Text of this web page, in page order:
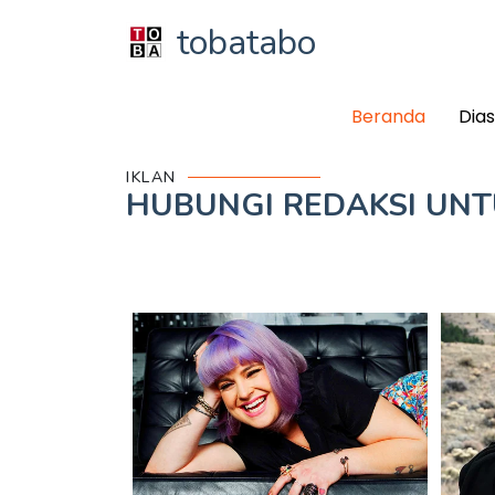
tobatabo
Beranda
IKLAN
HUBUNGI REDAKSI